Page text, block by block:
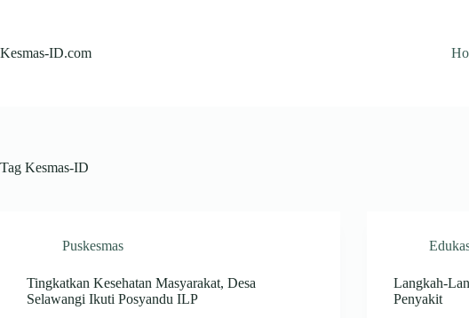
Kesmas-ID.com
Tag Kesmas-ID
Puskesmas
Tingkatkan Kesehatan Masyarakat, Desa
Selawangi Ikuti Posyandu ILP
Langkah-
Penyakit